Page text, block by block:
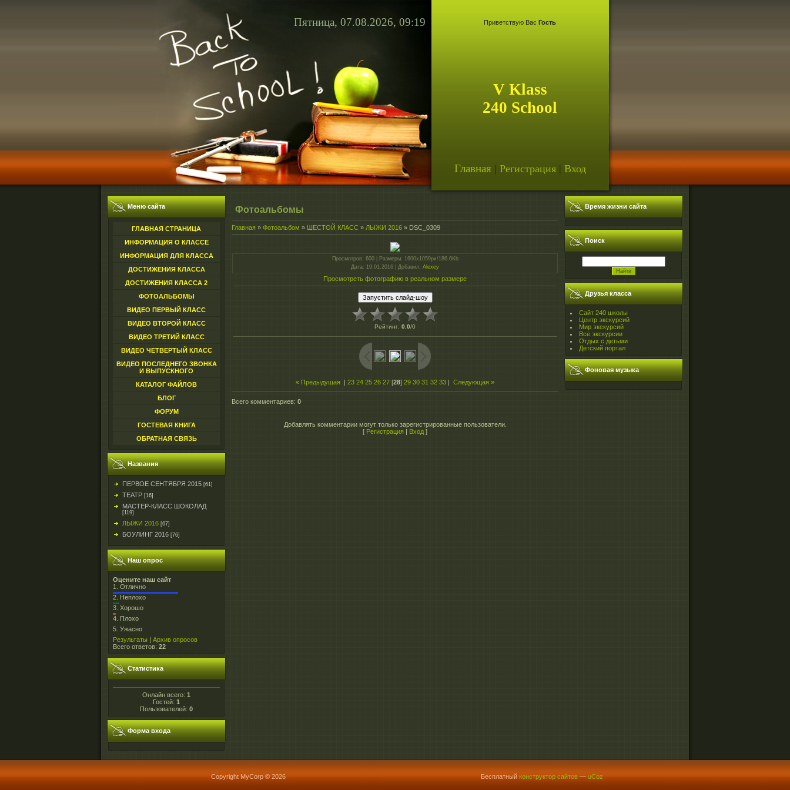
Пятница, 07.08.2026, 09:19 Приветствую Вас Гость
V Klass
240 School
Главная | Регистрация| Вход
Меню сайта
ГЛАВНАЯ СТРАНИЦА
ИНФОРМАЦИЯ О КЛАССЕ
ИНФОРМАЦИЯ ДЛЯ КЛАССА
ДОСТИЖЕНИЯ КЛАССА
ДОСТИЖЕНИЯ КЛАССА 2
ФОТОАЛЬБОМЫ
ВИДЕО ПЕРВЫЙ КЛАСС
ВИДЕО ВТОРОЙ КЛАСС
ВИДЕО ТРЕТИЙ КЛАСС
ВИДЕО ЧЕТВЕРТЫЙ КЛАСС
ВИДЕО ПОСЛЕДНЕГО ЗВОНКА
И ВЫПУСКНОГО
КАТАЛОГ ФАЙЛОВ
БЛОГ
ФОРУМ
ГОСТЕВАЯ КНИГА
ОБРАТНАЯ СВЯЗЬ
Названия
ПЕРВОЕ СЕНТЯБРЯ 2015 [61]
ТЕАТР [16]
МАСТЕР-КЛАСС ШОКОЛАД
[119]
ЛЫЖИ 2016 [67]
БОУЛИНГ 2016 [76]
Наш опрос
Оцените наш сайт
1. Отлично
2. Неплохо
3. Хорошо
4. Плохо
5. Ужасно
Результаты | Архив опросов
Всего ответов: 22
Статистика
Онлайн всего: 1
Гостей: 1
Пользователей: 0
Форма входа
Фотоальбомы
Главная » Фотоальбом » ШЕСТОЙ КЛАСС » ЛЫЖИ 2016 » DSC_0309
Просмотров: 600 | Размеры: 1600x1059px/186.6Kb
Дата: 19.01.2016 | Добавил: Alexey
Просмотреть фотографию в реальном размере
Рейтинг: 0.0/0
« Предыдущая 23 24 25 26 27 [28] 29 30 31 32 33 Следующая »
Всего комментариев: 0
Добавлять комментарии могут только зарегистрированные пользователи.
[ Регистрация | Вход ]
Время жизни сайта
Поиск
Друзья класса
Сайт 240 школы
Центр экскурсий
Мир экскурсий
Все экскурсии
Отдых с детьми
Детский портал
Фоновая музыка
Copyright MyCorp © 2026 Бесплатный конструктор сайтов — uCoz